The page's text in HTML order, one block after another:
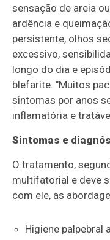
sensação de areia
ardência e
persistente, olhos
excessivo,
longo do dia e
blefarite. "Muitos
sintomas por anos
inflamatória e
Sintomas e
O tratamento,
multifatorial e deve
com ele, as
Higiene palpebral